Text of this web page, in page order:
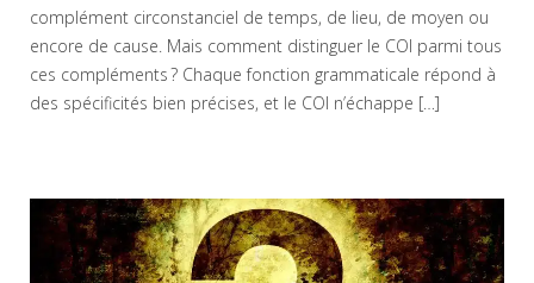
complément circonstanciel de temps, de lieu, de moyen ou
encore de cause. Mais comment distinguer le COI parmi tous
ces compléments ? Chaque fonction grammaticale répond à
des spécificités bien précises, et le COI n’échappe […]